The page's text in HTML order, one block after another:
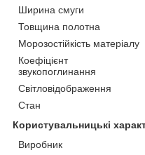
Ширина смуги
Товщина полотна
Морозостійкість матеріалу
Коефіцієнт
звукопоглинання
Світловідображення
Стан
Користувальницькі
Виробник